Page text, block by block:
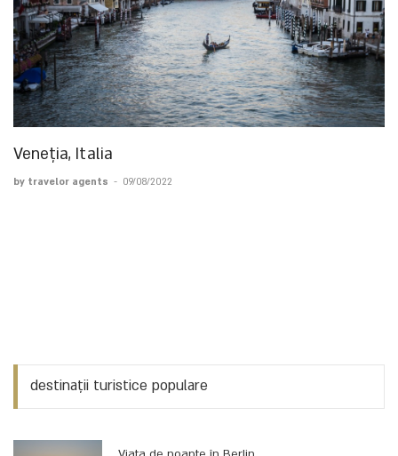
Veneția, Italia
by travelor agents - 09/08/2022
destinații turistice populare